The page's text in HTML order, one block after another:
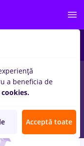
Bucuresti
/ Sanatate
a beneficia de
cookies.
Acceptă toate